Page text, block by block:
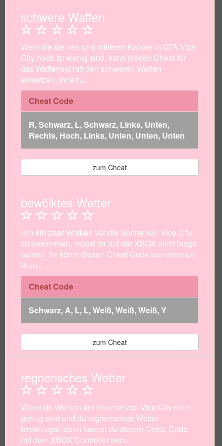
schwere Waffen
Wem die kleinen und mitleren Kaliber in GTA Vice
City noch zu wenig sind, kann diesen Cheat für
das Waffenset mit den schweren Waffen
einsetzen. Ihr erh..
Cheat Code
R, Schwarz, L, Schwarz, Links, Unten,
Rechts, Hoch, Links, Unten, Unten, Unten
zum Cheat
bewölktes Wetter
Um ein paar Wolken vor die Sonne von Vice City
zu bekommen, müsst ihr auf der XBOX nicht lange
warten. Ihr könnt diesen Cheat Code benutzen um
f&uu..
Cheat Code
Schwarz, A, L, L, Weiß, Weiß, Weiß, Y
zum Cheat
regnerisches Wetter
Wenn dir Wolken am Himmel von Vice City nicht
genug sind und du regnerisches Wetter
bevorzugst, dann kannst du diesen Cheat Code
mit dem XBOX Controller benu..